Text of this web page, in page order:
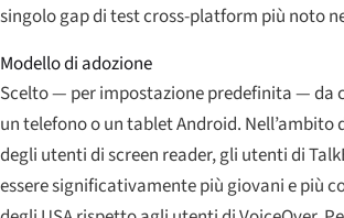
singolo gap di test cross-platform più noto
Modello di adozione
Scelto — per impostazione predefinita — da
un telefono o un tablet Android. Nell’ambito
degli utenti di screen reader, gli utenti di
essere significativamente più giovani e più